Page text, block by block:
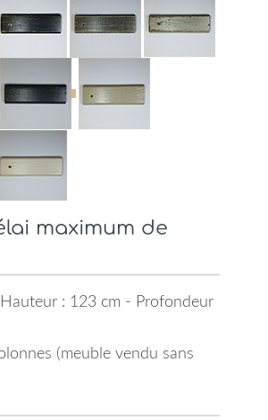
maximum de
: 123 cm - Profondeur
(meuble vendu sans